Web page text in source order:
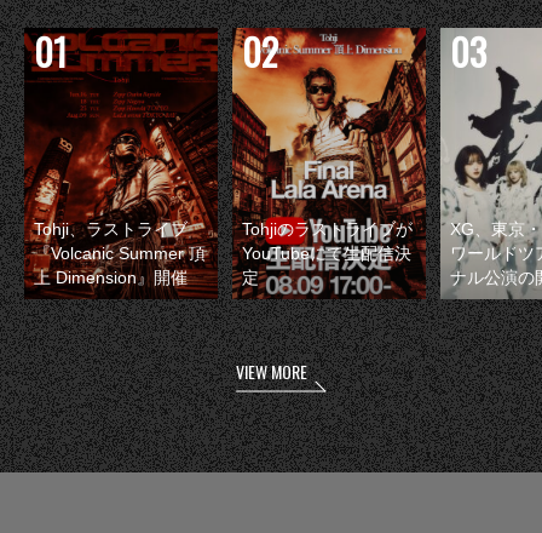
Tohji、ラストライブ
『Volcanic Summer 頂
上 Dimension』開催
Tohjiのラストライブが
YouTubeにて生配信決
定
XG、東京
ワールドツ
ナル公演の
VIEW MORE